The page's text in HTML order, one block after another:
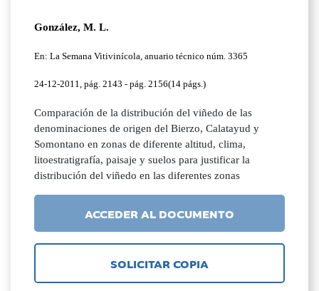
González, M. L.
En: La Semana Vitivinícola, anuario técnico núm. 3365
24-12-2011, pág. 2143 - pág. 2156(14 págs.)
Comparación de la distribución del viñedo de las
denominaciones de origen del Bierzo, Calatayud y
Somontano en zonas de diferente altitud, clima,
litoestratigrafía, paisaje y suelos para justificar la
distribución del viñedo en las diferentes zonas
ACCEDER AL DOCUMENTO
SOLICITAR COPIA